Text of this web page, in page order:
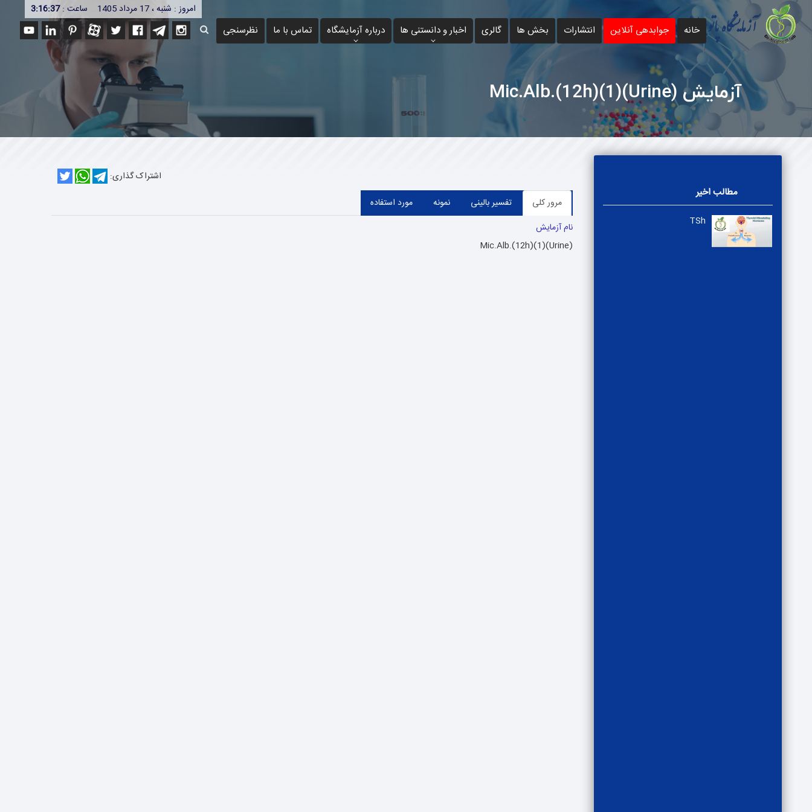
امروز : شنبه ، 17 مرداد 1405 ساعت :3:16:37
خانه جوابدهی آنلاین انتشارات بخش ها گالری اخبار و دانستنی ها درباره آزمایشگاه تماس با ما نظرسنجی
آزمایش Mic.Alb.(12h)(1)(Urine)
اشتراک گذاری:
مرور کلی
تفسیر بالینی نمونه
مورد استفاده
نام آزمایش
Mic.Alb.(12h)(1)(Urine)
مطالب اخیر
TSh